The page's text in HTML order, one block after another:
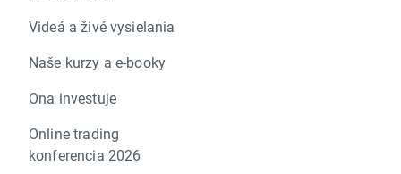
Videá a živé vysielania
Naše kurzy a e-booky
Ona investuje
Online trading
konferencia 2026